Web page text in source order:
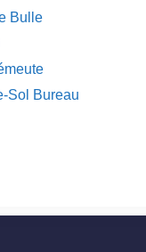
Bulle
Sol Bureau